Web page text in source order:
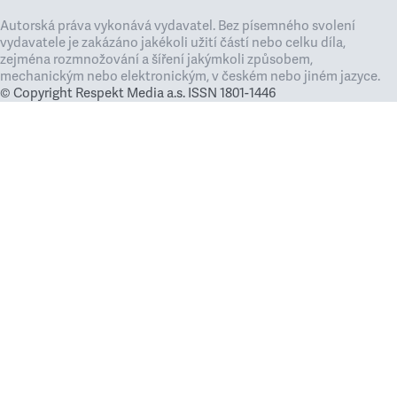
Autorská práva vykonává vydavatel. Bez písemného svolení
vydavatele je zakázáno jakékoli užití částí nebo celku díla,
zejména rozmnožování a šíření jakýmkoli způsobem,
mechanickým nebo elektronickým, v českém nebo jiném jazyce.
© Copyright Respekt Media a.s. ISSN 1801-1446